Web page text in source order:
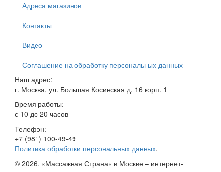
Адреса магазинов
Контакты
Видео
Соглашение на обработку персональных данных
Наш адрес:
г. Москва, ул. Большая Косинская д. 16 корп. 1
Время работы:
с 10 до 20 часов
Телефон:
+7 (981) 100-49-49
Политика обработки персональных данных.
© 2026. «Массажная Страна» в Москве – интернет-